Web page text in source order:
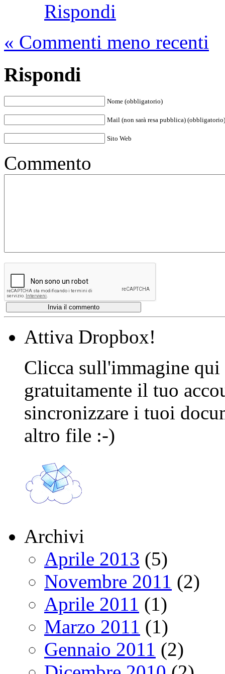
Rispondi
« Commenti meno recenti
Rispondi
Nome (obbligatorio)
Mail (non sarà resa pubblica) (obbligatorio)
Sito Web
Commento
Attiva Dropbox!
Clicca sull'immagine
gratuitamente il tuo
sincronizzare i tuoi
altro file :-)
Archivi
Aprile 2013 (5)
Novembre 2011 (2)
Aprile 2011 (1)
Marzo 2011 (1)
Gennaio 2011 (2)